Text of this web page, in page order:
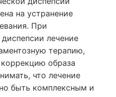
на устранение
При
лечение
терапию,
образа
что лечение
быть комплексным и